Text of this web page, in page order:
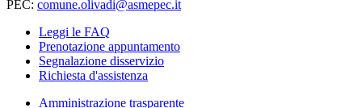
PEC: comune.olivadi@asmepec.it
Leggi le FAQ
Prenotazione appuntamento
Segnalazione disservizio
Richiesta d'assistenza
Amministrazione trasparente